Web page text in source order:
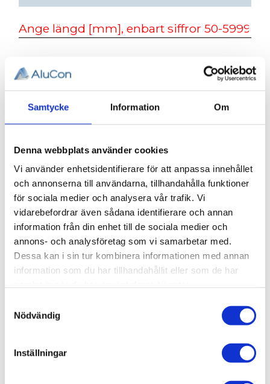
Samtycke Information Om
Denna webbplats använder cookies
Vi använder enhetsidentifierare för att anpassa innehållet
och annonserna till användarna, tillhandahålla funktioner
för sociala medier och analysera vår trafik. Vi
vidarebefordrar även sådana identifierare och annan
information från din enhet till de sociala medier och
annons- och analysföretag som vi samarbetar med.
Dessa kan i sin tur kombinera informationen med annan
information som du har tillhandahållit eller som de har
Nödvändig
Inställningar
veckor
Artikelnr
001-261-3
Vikt
4,45 kg
T2 90°. T-SPÅR 8
3D step-fil:Här kan du hämta en 3D step-fil
001-261
Material:Aluminium,naturnodiserat
T-Spår:8
Höjd & bredd:
40 x 40 mm
Centrumhål: M12 skruv
bearbetning av aluminiumprofilen
Mer information: